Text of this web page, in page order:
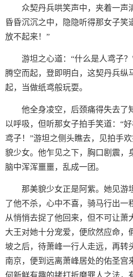
众契丹兵哄笑声中，夹着一声
昏昏沉沉之中，隐隐听得那女子笑
放不起来！”
游坦之心道：“什么是人鸢子
腾空而起，登即明白，这契丹兵纵
起，当做纸鸢般玩耍。
他全身凌空，后颈痛得失去了
以呼吸，但听那女子拍手笑道：“
鸢子！”游坦之侧头瞧去，见拍手
貌少女。他乍见之下，胸口剧震，
脑中浑浑噩噩，乱成一团。
那美貌少女正是阿紫。她见游
了他不杀，心中不喜，骑马行出一
从悄悄去捉了他回来，但不可让萧
大王对她十分宠爱，便欣然应命，
坡之后，待萧峰一行人走远，再转
南京，便到远离萧峰居处的佑圣宫
何新鲜有趣的拷打折磨罪人之法，